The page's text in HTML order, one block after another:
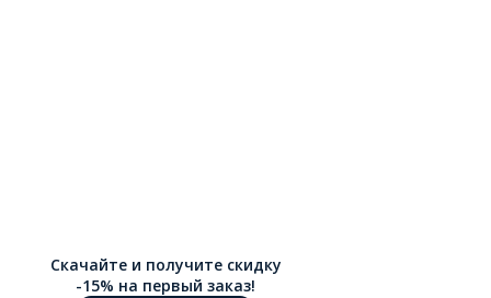
Скачайте и получите скидку
-15% на первый заказ!